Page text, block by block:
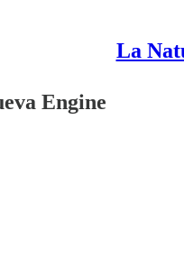
La
Engine